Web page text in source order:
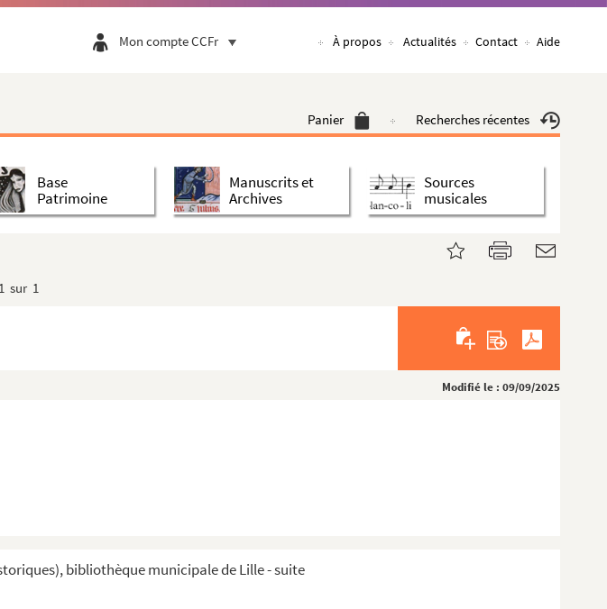
Mon compte CCFr À propos Actualités Contact Aide
Panier Recherches récentes
Base
Patrimoine
Manuscrits et
Archives
Sources
musicales
1 sur 1
Modifié le : 09/09/2025
bibliothèque municipale de Lille ​- suite